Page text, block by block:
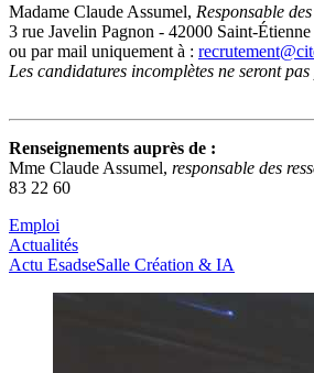
Madame Claude Assumel, Responsable
3 rue Javelin Pagnon - 42000 Saint-Étienne
ou par mail uniquement à :
Les candidatures incomplètes ne seront
Renseignements auprès de :
Mme Claude Assumel, responsable des
83 22 60
Emploi
Actualités
Actu EsadseSalle Création & IA